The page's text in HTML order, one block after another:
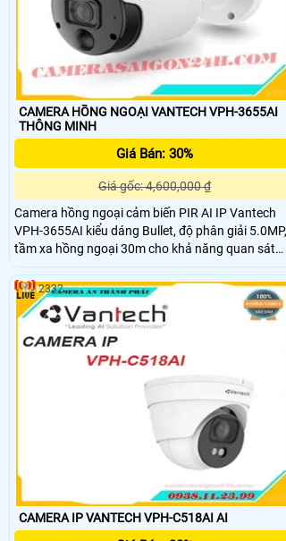
CAMERA HỒNG NGOẠI VANTECH VPH-3655AI
THÔNG MINH
Giá Bán: 30%
Giá gốc: 4,600,000 ₫
Camera hồng ngoại cảm biến PIR AI IP Vantech
VPH-3655AI kiểu dáng Bullet, độ phân giải 5.0MP,
tầm xa hồng ngoại 30m cho khả năng quan sát
bao quát, truyền tải dữ liệu với độ nét cao, chuẩn
nén hình ảnh H.265, tiêu chuẩn IP66 giúp camera
chống nước, nên lắp đặt được trong nhà và ngoài
trời.
CAMERA IP VANTECH VPH-C518AI AI
2332